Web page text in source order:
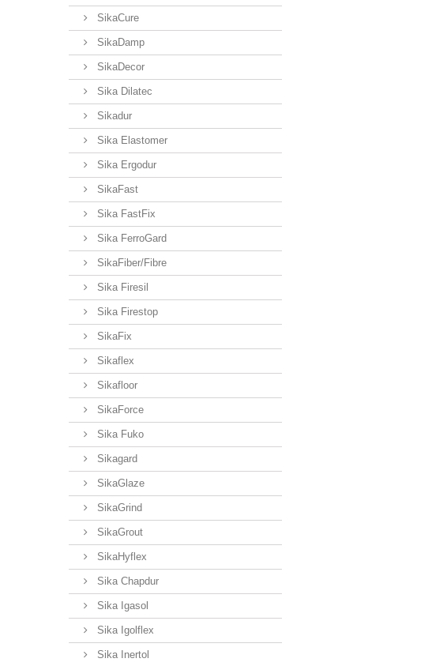
SikaCure
SikaDamp
SikaDecor
Sika Dilatec
Sikadur
Sika Elastomer
Sika Ergodur
SikaFast
Sika FastFix
Sika FerroGard
SikaFiber/Fibre
Sika Firesil
Sika Firestop
SikaFix
Sikaflex
Sikafloor
SikaForce
Sika Fuko
Sikagard
SikaGlaze
SikaGrind
SikaGrout
SikaHyflex
Sika Chapdur
Sika Igasol
Sika Igolflex
Sika Inertol